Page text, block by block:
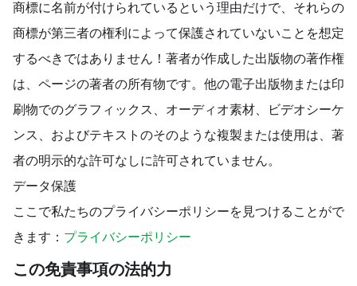
商標に名前が付けられているという理由だけで、それらの
商標が第三者の権利によって保護されていないことを想定
するべきではありません！著者が作成した出版物の著作権
は、ページの著者の所有物です。他の電子出版物または印
刷物でのグラフィックス、オーディオ素材、ビデオシーケ
ンス、およびテキストのそのような複製または使用は、著
者の明示的な許可なしに許可されていません。
データ保護
ここで私たちのプライバシーポリシーを見つけることがで
きます： プライバシーポリシー
この免責事項の法的力